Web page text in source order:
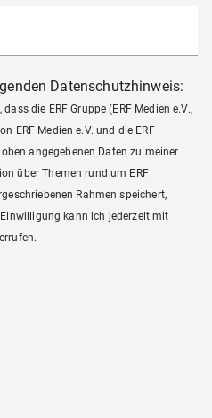
Datenschutzhinweis:
die ERF Gruppe (ERF Medien e.V.,
ERF Medien e.V. und die ERF
angegebenen Daten zu meiner
über Themen rund um ERF
Rahmen speichert,
kann ich jederzeit mit